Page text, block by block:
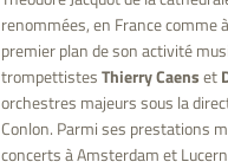
renommées, en France comme
premier plan de son activité
trompettistesThierry Caenset
orchestres majeurs sous la
Conlon. Parmi ses prestations
concerts à Amsterdam et